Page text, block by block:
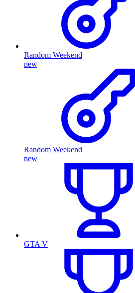
Random Weekend
new
Random Weekend
new
GTA V